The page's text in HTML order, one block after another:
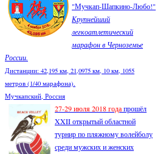
"Мучкап-Шапкино-Любо!"
Крупнейший
легкоатлетический
марафон в Черноземье
России.
Дистанции: 42,195 км, 21,0975 км, 10 км, 1055
метров (1/40 марафона).
Мучкапский, Россия
27-29 июля 2018 годапрошёл
XXII открытый областной
турнир по пляжному волейболу
среди мужских и женских